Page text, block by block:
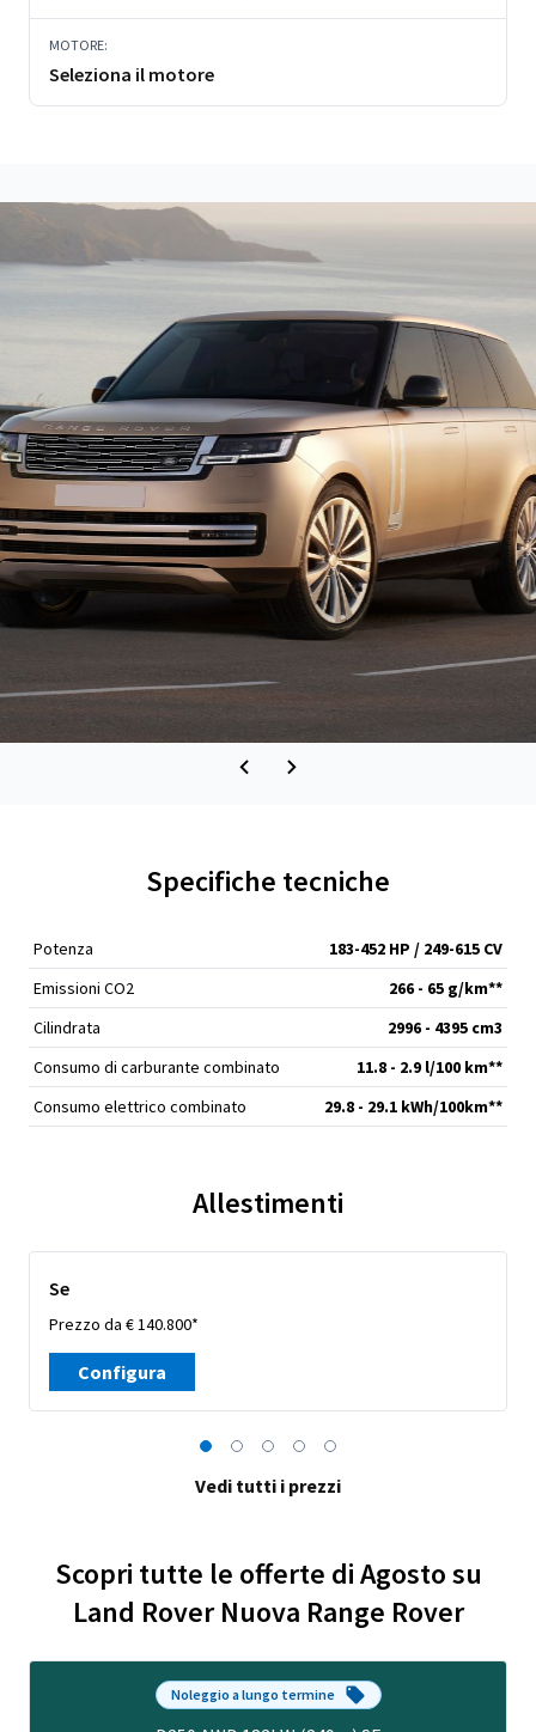
MOTORE:
Seleziona il motore
Specifiche tecniche
Potenza
183-452 HP / 249-615 CV
Emissioni CO2
266 - 65 g/km**
Cilindrata
2996 - 4395 cm3
Consumo di carburante combinato
11.8 - 2.9 l/100 km**
Consumo elettrico combinato
29.8 - 29.1 kWh/100km**
Allestimenti
Se
Prezzo da € 140.800*
Configura
Vedi tutti i prezzi
Scopri tutte le offerte di Agosto su
Land Rover Nuova Range Rover
Noleggio a lungo termine